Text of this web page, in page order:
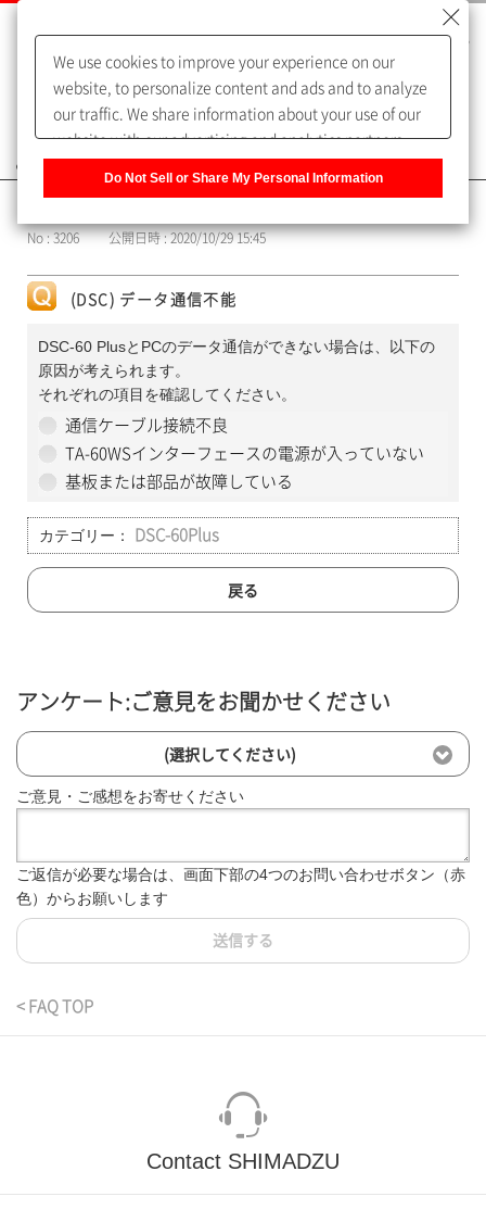
よくあるご質問（FAQ）
No : 3206 公開日時 : 2020/10/29 15:45
(DSC) データ通信不能
DSC-60 PlusとPCのデータ通信ができない場合は、以下の
原因が考えられます。
それぞれの項目を確認してください。
通信ケーブル接続不良
TA-60WSインターフェースの電源が入っていない
基板または部品が故障している
カテゴリー： DSC-60Plus
戻る
アンケート:ご意見をお聞かせください
(選択してください)
ご意見・ご感想をお寄せください
ご返信が必要な場合は、画面下部の4つのお問い合わせボタン（赤
色）からお願いします
送信する
< FAQ TOP
Contact SHIMADZU
We use cookies to improve your experience on our
website, to personalize content and ads and to analyze
our traffic. We share information about your use of our
website with our advertising and analytics partners,
of our sharing information about you with our partners.
Information] to customize your cookie settings on our
Do Not Sell or Share My Personal Information